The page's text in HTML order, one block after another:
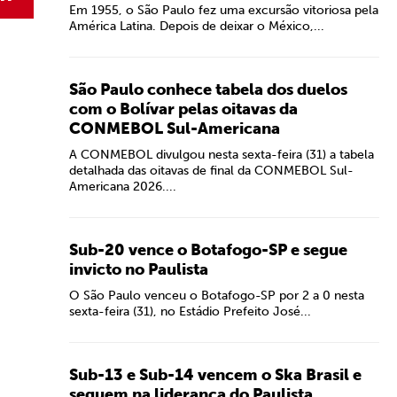
Em 1955, o São Paulo fez uma excursão vitoriosa pela
América Latina. Depois de deixar o México,...
São Paulo conhece tabela dos duelos
com o Bolívar pelas oitavas da
CONMEBOL Sul-Americana
A CONMEBOL divulgou nesta sexta-feira (31) a tabela
detalhada das oitavas de final da CONMEBOL Sul-
Americana 2026....
Sub-20 vence o Botafogo-SP e segue
invicto no Paulista
O São Paulo venceu o Botafogo-SP por 2 a 0 nesta
sexta-feira (31), no Estádio Prefeito José...
Sub-13 e Sub-14 vencem o Ska Brasil e